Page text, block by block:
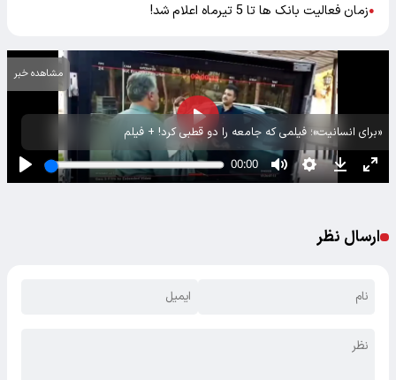
●زمان فعالیت بانک ها تا 5 تیرماه اعلام شد!
«برای انسانیت»؛ فیلمی که جامعه را دو قطبی کرد! + فیلم
مشاهده خبر
ارسال نظر